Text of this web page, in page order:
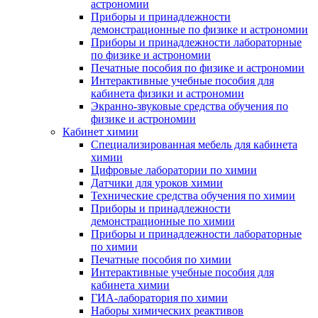
астрономии
Приборы и принадлежности
демонстрационные по физике и астрономии
Приборы и принадлежности лабораторные
по физике и астрономии
Печатные пособия по физике и астрономии
Интерактивные учебные пособия для
кабинета физики и астрономии
Экранно-звуковые средства обучения по
физике и астрономии
Кабинет химии
Специализированная мебель для кабинета
химии
Цифровые лаборатории по химии
Датчики для уроков химии
Технические средства обучения по химии
Приборы и принадлежности
демонстрационные по химии
Приборы и принадлежности лабораторные
по химии
Печатные пособия по химии
Интерактивные учебные пособия для
кабинета химии
ГИА-лаборатория по химии
Наборы химических реактивов